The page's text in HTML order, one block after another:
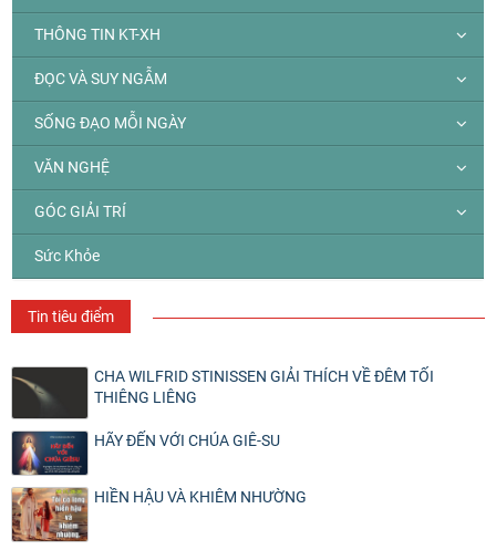
THÔNG TIN KT-XH
ĐỌC VÀ SUY NGẪM
SỐNG ĐẠO MỖI NGÀY
VĂN NGHỆ
GÓC GIẢI TRÍ
Sức Khỏe
Tin tiêu điểm
CHA WILFRID STINISSEN GIẢI THÍCH VỀ ĐÊM TỐI
THIÊNG LIÊNG
HÃY ĐẾN VỚI CHÚA GIÊ-SU
HIỀN HẬU VÀ KHIÊM NHƯỜNG